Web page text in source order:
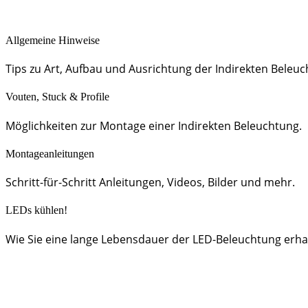
Allgemeine Hinweise
Tips zu Art, Aufbau und Ausrichtung der Indirekten
Vouten, Stuck & Profile
Möglichkeiten zur Montage einer Indirekten Beleuchtung.
Montageanleitungen
Schritt-für-Schritt Anleitungen, Videos, Bilder und mehr.
LEDs kühlen!
Wie Sie eine lange Lebensdauer der LED-Beleuchtung